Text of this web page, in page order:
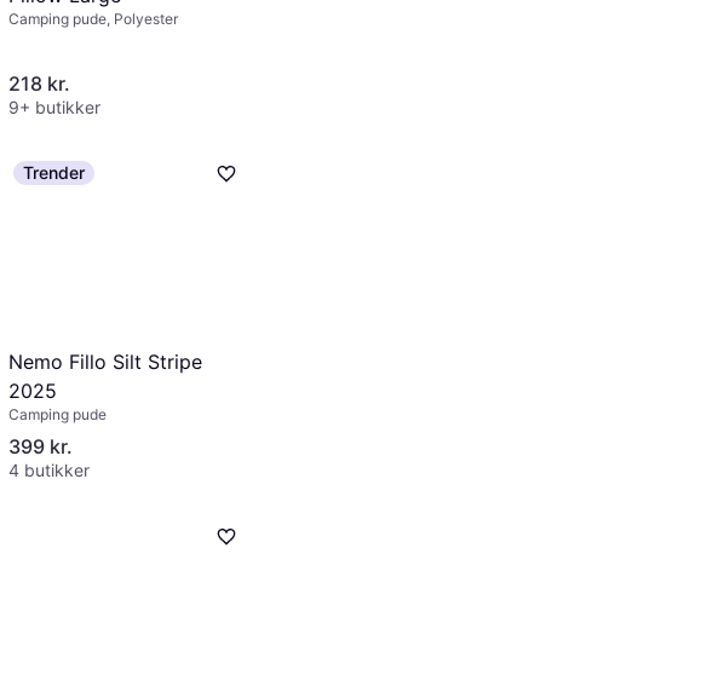
Camping pude, Polyester
218 kr.
9+ butikker
Trender
Nemo Fillo Silt Stripe
2025
Camping pude
399 kr.
4 butikker